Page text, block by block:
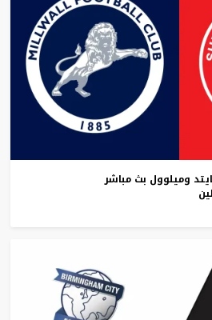
وميلوول بث مباشر
لين